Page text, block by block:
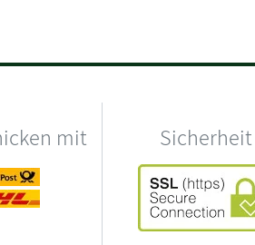
mit Sicherheit